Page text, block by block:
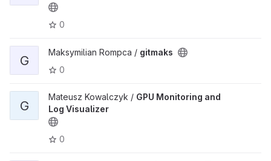
0
G
Maksymilian Rompca / gitmaks
0
G
Mateusz Kowalczyk / GPU Monitoring and
Log Visualizer
0